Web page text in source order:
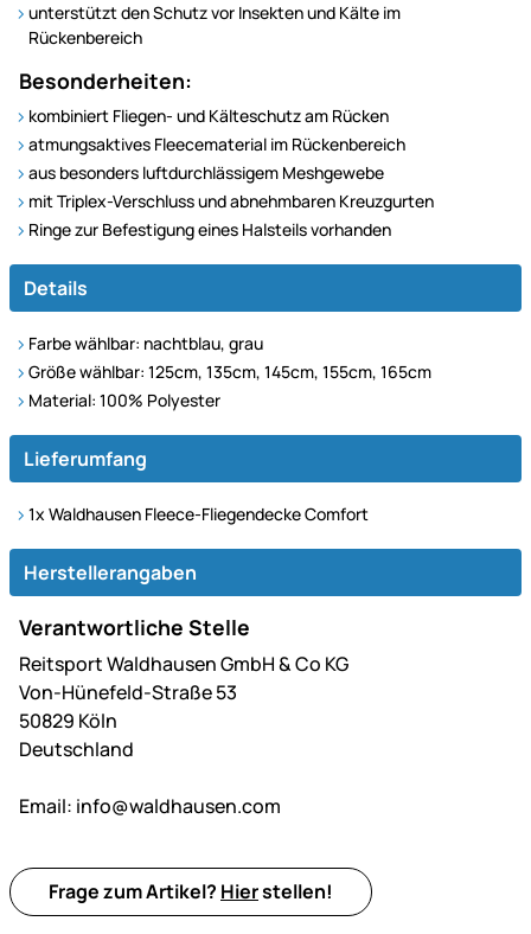
unterstützt den Schutz vor Insekten und Kälte im
Rückenbereich
Besonderheiten:
kombiniert Fliegen- und Kälteschutz am Rücken
atmungsaktives Fleecematerial im Rückenbereich
aus besonders luftdurchlässigem Meshgewebe
mit Triplex-Verschluss und abnehmbaren Kreuzgurten
Ringe zur Befestigung eines Halsteils vorhanden
Details
Farbe wählbar: nachtblau, grau
Größe wählbar: 125cm, 135cm, 145cm, 155cm, 165cm
Material: 100% Polyester
Lieferumfang
1x Waldhausen Fleece-Fliegendecke Comfort
Herstellerangaben
Verantwortliche Stelle
Reitsport Waldhausen GmbH & Co KG
Von-Hünefeld-Straße 53
50829 Köln
Deutschland
Email: info@waldhausen.com
Frage zum Artikel? Hierstellen!